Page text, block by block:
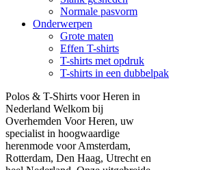
Normale pasvorm
Onderwerpen
Grote maten
Effen T-shirts
T-shirts met opdruk
T-shirts in een dubbelpak
Polos & T-Shirts voor Heren in
Nederland Welkom bij
Overhemden Voor Heren, uw
specialist in hoogwaardige
herenmode voor Amsterdam,
Rotterdam, Den Haag, Utrecht en